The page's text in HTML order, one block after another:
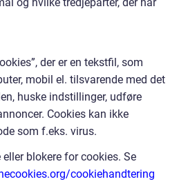
der er en tekstfil, som
mobil el. tilsvarende med det
huske indstillinger, udføre
Cookies kan ikke
som f.eks. virus.
blokere for cookies. Se
cookiehandtering